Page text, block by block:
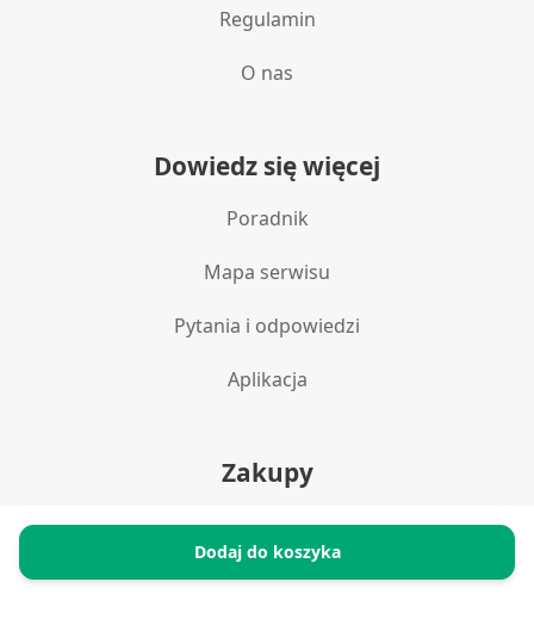
Dodaj do koszyka
Regulamin
O nas
Dowiedz się więcej
Poradnik
Mapa serwisu
Pytania i odpowiedzi
Aplikacja
Zakupy
Polityka prywatności
Reklamacje i zwroty